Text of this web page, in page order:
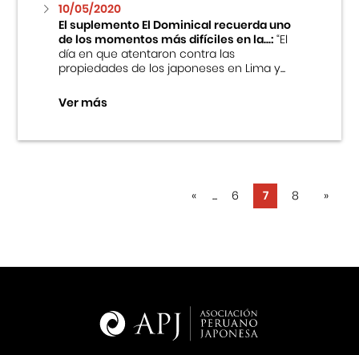
10/05/2020
El suplemento El Dominical recuerda uno
de los momentos más difíciles en la...:“El
día en que atentaron contra las
propiedades de los japoneses en Lima y...
Ver más
« ... 6 7 8 »